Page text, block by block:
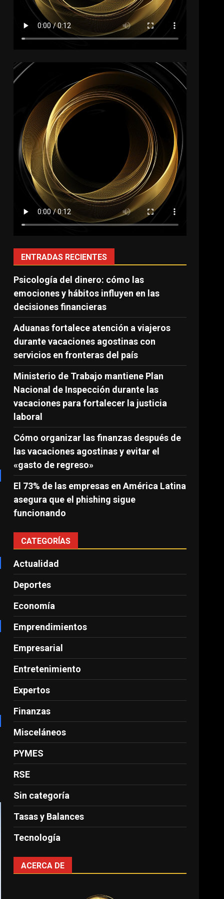
ENTRADAS RECIENTES
Psicología del dinero: cómo las
emociones y hábitos influyen en las
decisiones financieras
Aduanas fortalece atención a viajeros
durante vacaciones agostinas con
servicios en fronteras del país
Ministerio de Trabajo mantiene Plan
Nacional de Inspección durante las
vacaciones para fortalecer la justicia
laboral
Cómo organizar las finanzas después de
las vacaciones agostinas y evitar el
«gasto de regreso»
El 73% de las empresas en América Latina
asegura que el phishing sigue
funcionando
CATEGORÍAS
Actualidad
Deportes
Economía
Emprendimientos
Empresarial
Entretenimiento
Expertos
Finanzas
Misceláneos
PYMES
RSE
Sin categoría
Tasas y Balances
Tecnología
ACERCA DE